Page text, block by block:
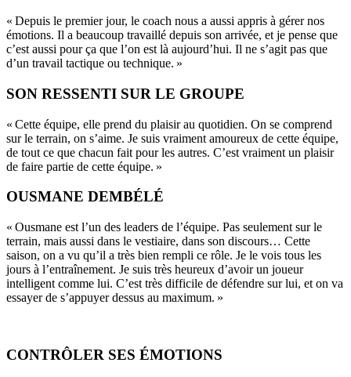
« Depuis le premier jour, le coach nous a aussi appris à gérer nos
émotions. Il a beaucoup travaillé depuis son arrivée, et je pense que
c’est aussi pour ça que l’on est là aujourd’hui. Il ne s’agit pas que
d’un travail tactique ou technique. »
SON RESSENTI SUR LE GROUPE
« Cette équipe, elle prend du plaisir au quotidien. On se comprend
sur le terrain, on s’aime. Je suis vraiment amoureux de cette équipe,
de tout ce que chacun fait pour les autres. C’est vraiment un plaisir
de faire partie de cette équipe. »
OUSMANE DEMBÉLÉ
« Ousmane est l’un des leaders de l’équipe. Pas seulement sur le
terrain, mais aussi dans le vestiaire, dans son discours… Cette
saison, on a vu qu’il a très bien rempli ce rôle. Je le vois tous les
jours à l’entraînement. Je suis très heureux d’avoir un joueur
intelligent comme lui. C’est très difficile de défendre sur lui, et on va
essayer de s’appuyer dessus au maximum. »
CONTRÔLER SES ÉMOTIONS